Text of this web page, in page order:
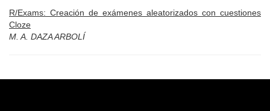
R/Exams: Creación de exámenes aleatorizados con cuestiones
Cloze
M. A. DAZA ARBOLÍ